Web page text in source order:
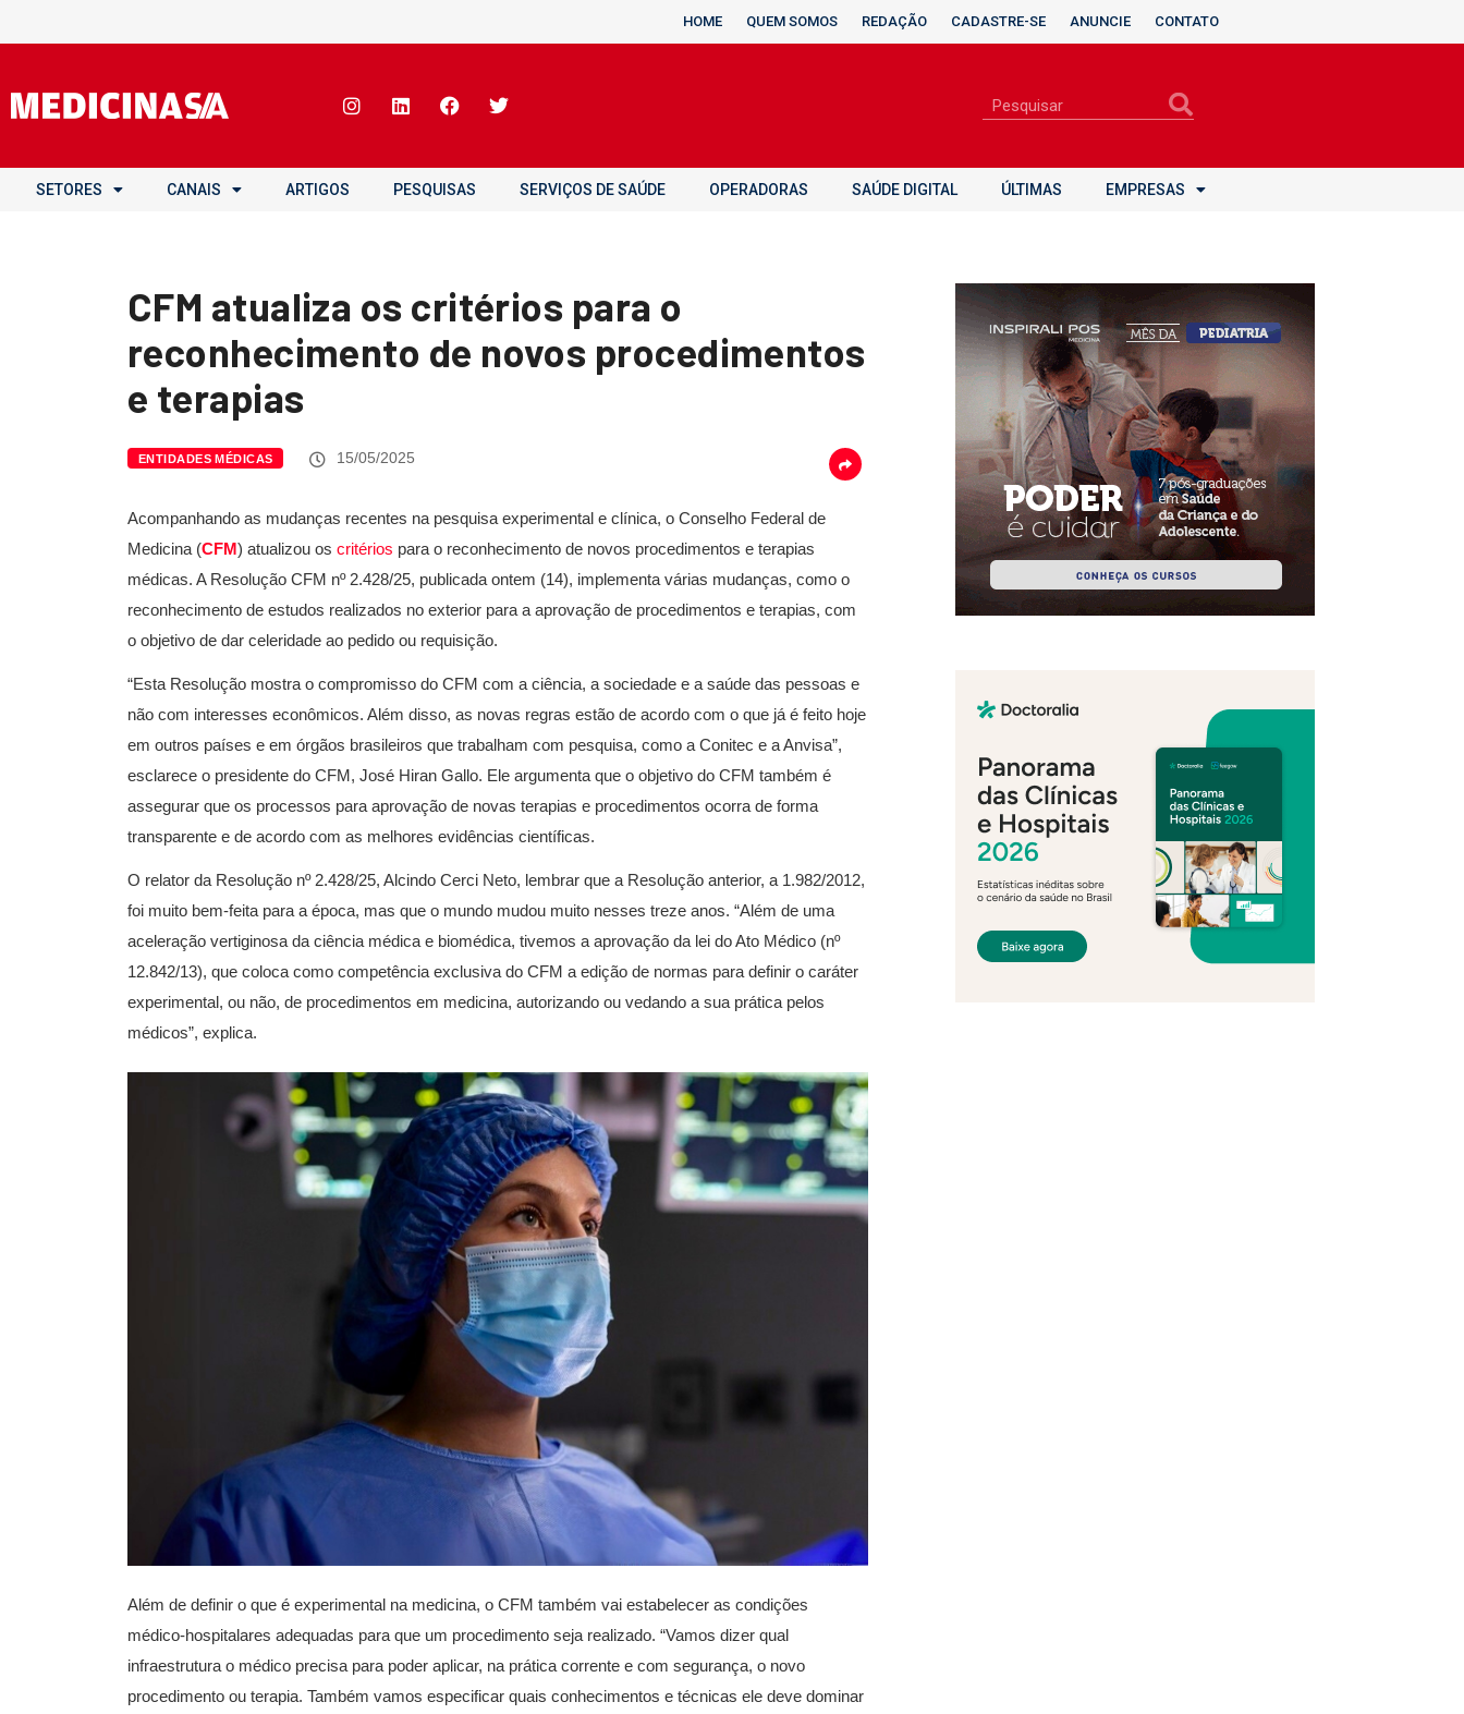
HOME QUEM SOMOS REDAÇÃO CADASTRE-SE ANUNCIE CONTATO
SETORES CANAIS ARTIGOS PESQUISAS SERVIÇOS DE SAÚDE OPERADORAS SAÚDE DIGITAL ÚLTIMAS EMPRESAS
CFM atualiza os critérios para o
reconhecimento de novos procedimentos
e terapias
ENTIDADES MÉDICAS 15/05/2025
Acompanhando as mudanças recentes na pesquisa experimental e clínica, o Conselho Federal de
Medicina (CFM) atualizou os critérios para o reconhecimento de novos procedimentos e terapias
médicas. A Resolução CFM nº 2.428/25, publicada ontem (14), implementa várias mudanças, como o
reconhecimento de estudos realizados no exterior para a aprovação de procedimentos e terapias, com
o objetivo de dar celeridade ao pedido ou requisição.
“Esta Resolução mostra o compromisso do CFM com a ciência, a sociedade e a saúde das pessoas e
não com interesses econômicos. Além disso, as novas regras estão de acordo com o que já é feito hoje
em outros países e em órgãos brasileiros que trabalham com pesquisa, como a Conitec e a Anvisa”,
esclarece o presidente do CFM, José Hiran Gallo. Ele argumenta que o objetivo do CFM também é
assegurar que os processos para aprovação de novas terapias e procedimentos ocorra de forma
transparente e de acordo com as melhores evidências científicas.
O relator da Resolução nº 2.428/25, Alcindo Cerci Neto, lembrar que a Resolução anterior, a 1.982/2012,
foi muito bem-feita para a época, mas que o mundo mudou muito nesses treze anos. “Além de uma
aceleração vertiginosa da ciência médica e biomédica, tivemos a aprovação da lei do Ato Médico (nº
12.842/13), que coloca como competência exclusiva do CFM a edição de normas para definir o caráter
experimental, ou não, de procedimentos em medicina, autorizando ou vedando a sua prática pelos
médicos”, explica.
Além de definir o que é experimental na medicina, o CFM também vai estabelecer as condições
médico-hospitalares adequadas para que um procedimento seja realizado. “Vamos dizer qual
infraestrutura o médico precisa para poder aplicar, na prática corrente e com segurança, o novo
procedimento ou terapia. Também vamos especificar quais conhecimentos e técnicas ele deve dominar